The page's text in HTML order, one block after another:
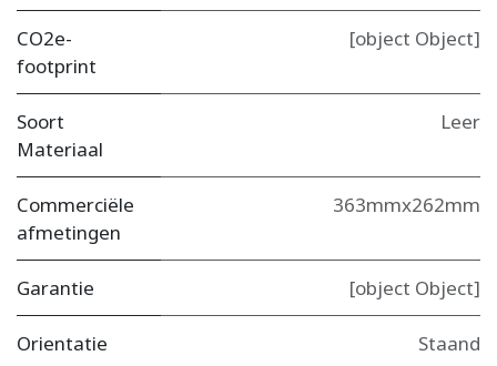
CO2e-
footprint
[object Object]
Soort
Materiaal
Leer
Commerciële
afmetingen
363mmx262mm
Garantie [object Object]
Orientatie Staand